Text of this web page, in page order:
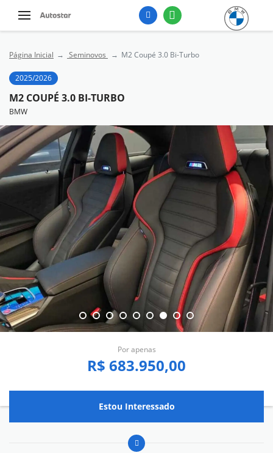
Página Inicial Seminovos M2 Coupé 3.0 Bi-Turbo
2025/2026
M2 COUPÉ 3.0 BI-TURBO
BMW
Por apenas
R$ 683.950,00
Estou Interessado